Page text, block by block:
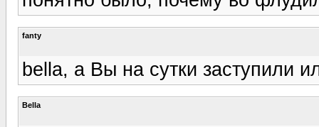
fanty
bella, а Вы на сутки заступили
Bella